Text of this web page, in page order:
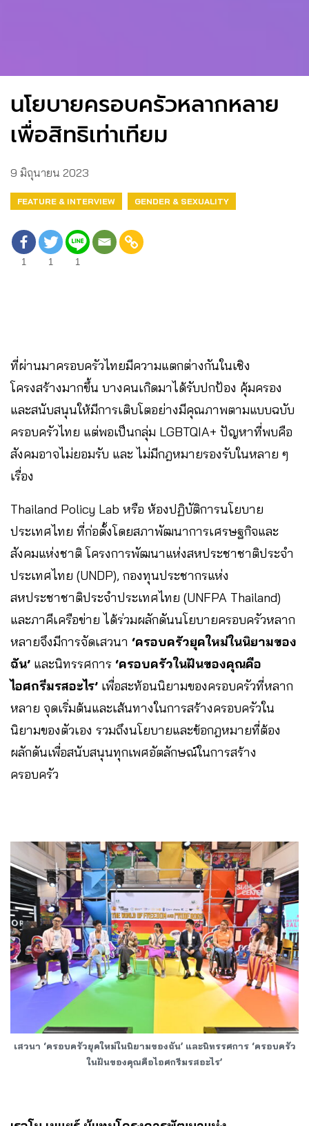
นโยบายครอบครัวหลากหลาย
เพื่อสิทธิเท่าเทียม
9 มิถุนายน 2023
FEATURE & INTERVIEW GENDER & SEXUALITY
1 1 1
ที่ผ่านมาครอบครัวไทยมีความแตกต่างกันในเชิง
โครงสร้างมากขึ้น บางคนเกิดมาได้รับปกป้อง คุ้มครอง
และสนับสนุนให้มีการเติบโตอย่างมีคุณภาพตามแบบฉบับ
ครอบครัวไทย แต่พอเป็นกลุ่ม LGBTQIA+ ปัญหาที่พบคือ
สังคมอาจไม่ยอมรับ และ ไม่มีกฎหมายรองรับในหลาย ๆ
เรื่อง
Thailand Policy Lab หรือ ห้องปฏิบัติการนโยบาย
ประเทศไทย ที่ก่อตั้งโดยสภาพัฒนาการเศรษฐกิจและ
สังคมแห่งชาติ โครงการพัฒนาแห่งสหประชาชาติประจำ
ประเทศไทย (UNDP), กองทุนประชากรแห่ง
สหประชาชาติประจำประเทศไทย (UNFPA Thailand)
และภาคีเครือข่าย ได้ร่วมผลักดันนโยบายครอบครัวหลาก
หลายจึงมีการจัดเสวนา ‘ครอบครัวยุคใหม่ในนิยามของ
ฉัน’ และนิทรรศการ ‘ครอบครัวในฝันของคุณคือ
ไอศกรีมรสอะไร’ เพื่อสะท้อนนิยามของครอบครัวที่หลาก
หลาย จุดเริ่มต้นและเส้นทางในการสร้างครอบครัวใน
นิยามของตัวเอง รวมถึงนโยบายและข้อกฎหมายที่ต้อง
ผลักดันเพื่อสนับสนุนทุกเพศอัตลักษณ์ในการสร้าง
ครอบครัว
เสวนา ‘ครอบครัวยุคใหม่ในนิยามของฉัน’ และนิทรรศการ ‘ครอบครัว
ในฝันของคุณคือไอศกรีมรสอะไร’